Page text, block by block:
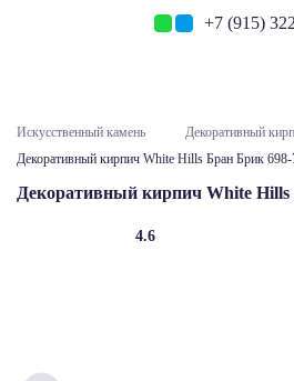
+7 (915)
Искусственный камень
Декоративный
Декоративный кирпич White Hills Бран Брик 698-
Декоративный кирпич White
4.6